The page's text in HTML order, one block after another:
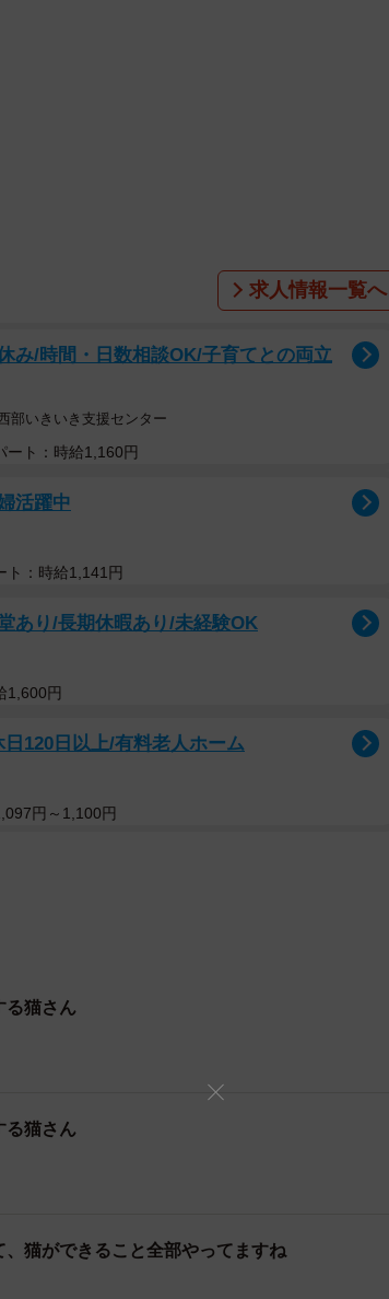
した飼い主さんにお話を伺いました。
猫がTwitter上で話題を集めた（中川さん提供）
ゃらしで遊んでいた？
ッケくん。お写真は二足歩行しているように見
いたのでしょうか？
求人情報一覧へ
み/時間・日数相談OK/子育てとの両立
部いきいき支援センター
ート：時給1,160円
活躍中
ト：時給1,141円
あり/長期休暇あり/未経験OK
1,600円
120日以上/有料老人ホーム
円～1,100円
る猫さん
る猫さん
、猫ができること全部やってますね